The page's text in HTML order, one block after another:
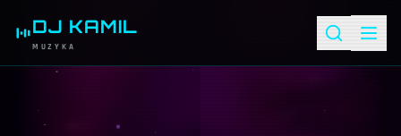
DJ KAMIL
MUZYKA